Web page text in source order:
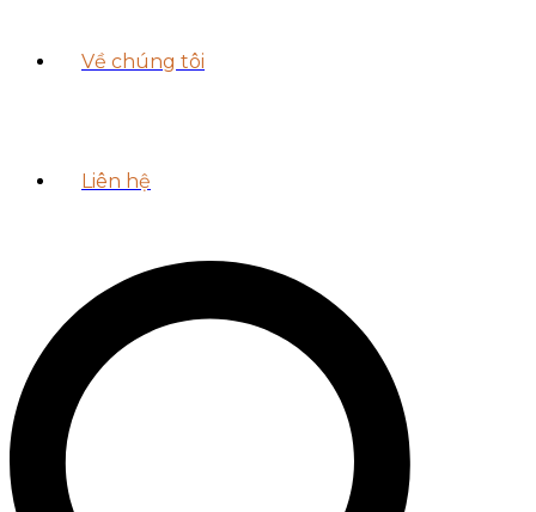
Về chúng tôi
Liên hệ